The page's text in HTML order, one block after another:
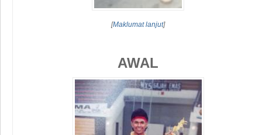
[Maklumat lanjut]
AWAL